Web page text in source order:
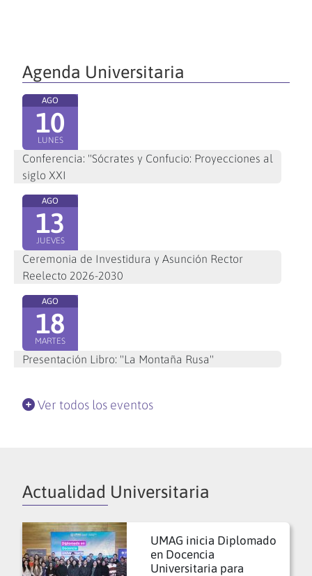
Agenda Universitaria
AGO
10
LUNES
Conferencia: "Sócrates y Confucio: Proyecciones al
siglo XXI
AGO
13
JUEVES
Ceremonia de Investidura y Asunción Rector
Reelecto 2026-2030
AGO
18
MARTES
Presentación Libro: "La Montaña Rusa"
Ver todos los eventos
Actualidad Universitaria
UMAG inicia Diplomado
en Docencia
Universitaria para